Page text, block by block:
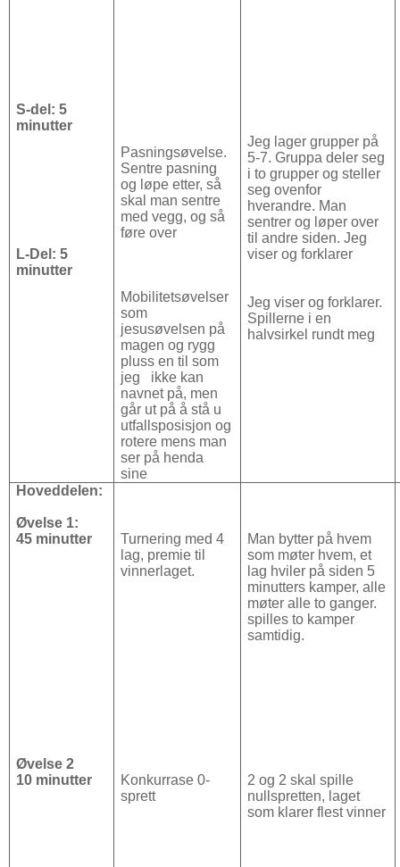
S-del: 5
minutter
L-Del: 5
minutter
Pasningsøvelse.
Sentre pasning
og løpe etter, så
skal man sentre
med vegg, og så
føre over
Mobilitetsøvelser
som
jesusøvelsen på
magen og rygg
pluss en til som
jeg ikke kan
navnet på, men
går ut på å stå u
utfallsposisjon og
rotere mens man
ser på henda
sine
Jeg lager grupper på
5-7. Gruppa deler seg
i to grupper og steller
seg ovenfor
hverandre. Man
sentrer og løper over
til andre siden. Jeg
viser og forklarer
Jeg viser og forklarer.
Spillerne i en
halvsirkel rundt meg
Hoveddelen:
Øvelse 1:
45 minutter
Øvelse 2
10 minutter
Turnering med 4
lag, premie til
vinnerlaget.
Konkurrase 0-
sprett
Man bytter på hvem
som møter hvem, et
lag hviler på siden 5
minutters kamper, alle
møter alle to ganger.
spilles to kamper
samtidig.
2 og 2 skal spille
nullspretten, laget
som klarer flest vinner